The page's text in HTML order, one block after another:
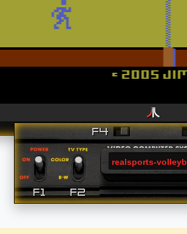
realsports-